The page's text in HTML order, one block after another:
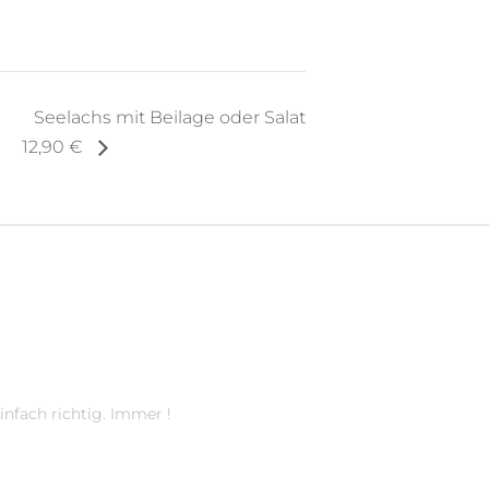
Seelachs mit Beilage oder Salat
12,90 €
richtig. Immer !